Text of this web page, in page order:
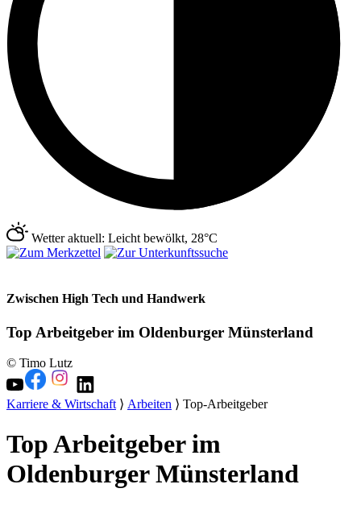
Wetter aktuell: Leicht bewölkt, 28°C
Zwischen High Tech und Handwerk
Top Arbeitgeber im Oldenburger Münsterland
© Timo Lutz
Karriere & Wirtschaft⟩ Arbeiten ⟩ Top-Arbeitgeber
Top Arbeitgeber im
Oldenburger Münsterland